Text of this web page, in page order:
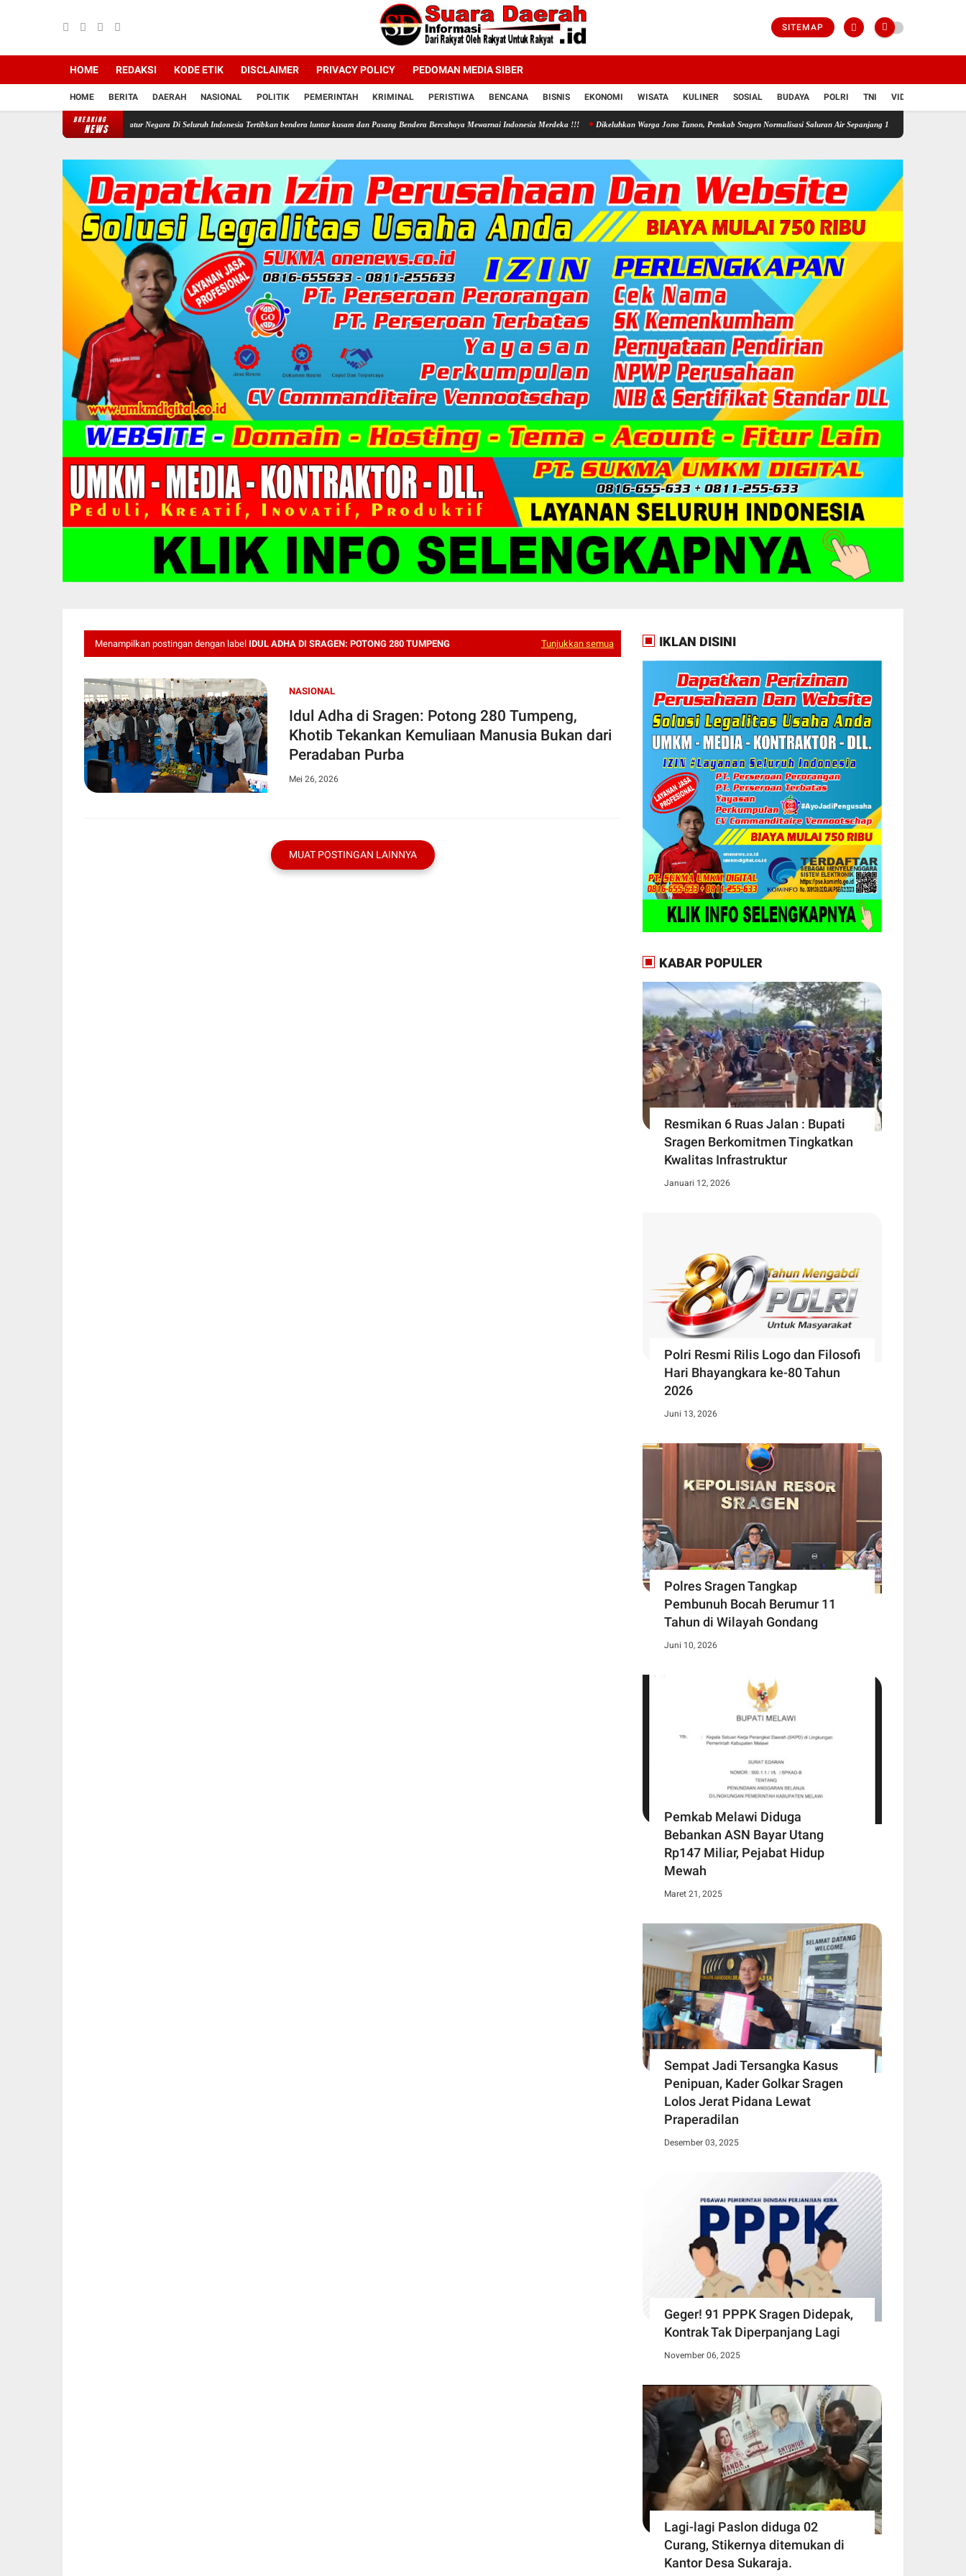
SITEMAP
HOME REDAKSI KODE ETIK DISCLAIMER PRIVACY POLICY PEDOMAN MEDIA SIBER
HOME BERITA DAERAH NASIONAL POLITIK PEMERINTAH KRIMINAL PERISTIWA BENCANA BISNIS EKONOMI WISATA KULINER SOSIAL BUDAYA POLRI TNI VIDIO
BREAKING
NEWS
Semua Aparatur Negara Di Seluruh Indonesia Tertibkan bendera luntur kusam dan Pasang Bendera Bercahaya Mewarnai Indonesia Merdeka !!! Dikeluhkan Warga Jono Tanon, Pemkab Sragen Normalisasi Saluran Air Sepanjang 1,9 Km. Kapolres Sragen
Menampilkan postingan dengan label IDUL ADHA DI SRAGEN: POTONG 280 TUMPENG Tunjukkan semua
NASIONAL
Idul Adha di Sragen: Potong 280 Tumpeng,
Khotib Tekankan Kemuliaan Manusia Bukan dari
Peradaban Purba
Mei 26, 2026
MUAT POSTINGAN LAINNYA
IKLAN DISINI
KABAR POPULER
Resmikan 6 Ruas Jalan : Bupati
Sragen Berkomitmen Tingkatkan
Kwalitas Infrastruktur
Januari 12, 2026
Polri Resmi Rilis Logo dan Filosofi
Hari Bhayangkara ke-80 Tahun
2026
Juni 13, 2026
Polres Sragen Tangkap
Pembunuh Bocah Berumur 11
Tahun di Wilayah Gondang
Juni 10, 2026
Pemkab Melawi Diduga
Bebankan ASN Bayar Utang
Rp147 Miliar, Pejabat Hidup
Mewah
Maret 21, 2025
Sempat Jadi Tersangka Kasus
Penipuan, Kader Golkar Sragen
Lolos Jerat Pidana Lewat
Praperadilan
Desember 03, 2025
Geger! 91 PPPK Sragen Didepak,
Kontrak Tak Diperpanjang Lagi
November 06, 2025
Lagi-lagi Paslon diduga 02
Curang, Stikernya ditemukan di
Kantor Desa Sukaraja.